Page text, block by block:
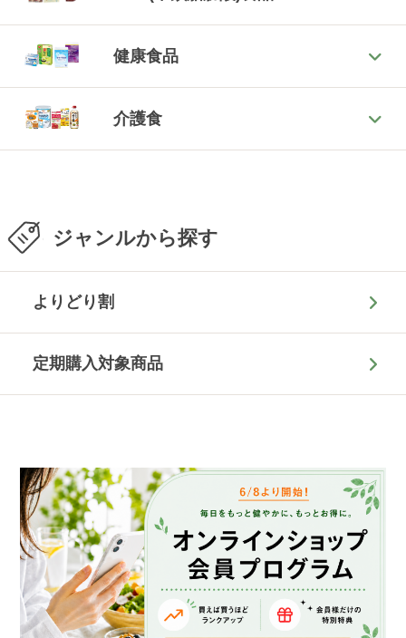
健康食品
介護食
ジャンルから探す
よりどり割
定期購入対象商品